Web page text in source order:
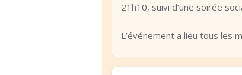
21h10, suivi d’une soirée
L’événement a lieu tous les